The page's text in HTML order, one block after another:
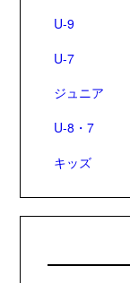
U-9
U-7
ジュニア
U-8・7
キッズ